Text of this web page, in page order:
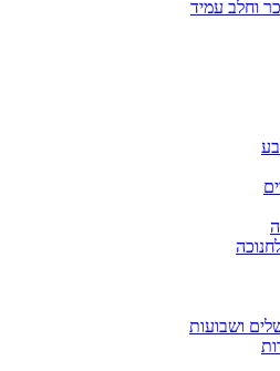
וחלב עמיד
ושבועות